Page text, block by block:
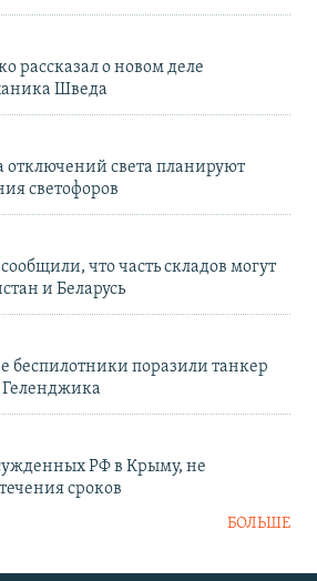
рассказал о новом деле
Шведа
отключений света планируют
светофоров
что часть складов могут
и Беларусь
беспилотники поразили танкер
Геленджика
РФ в Крыму, не
сроков
БОЛЬШЕ